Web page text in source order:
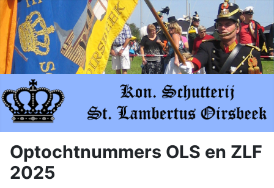
Optochtnummers OLS en ZLF
2025